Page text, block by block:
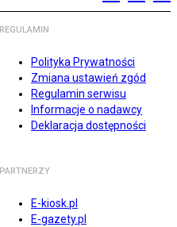
REGULAMIN
Polityka Prywatności
Zmiana ustawień zgód
Regulamin serwisu
Informacje o nadawcy
Deklaracja dostępności
PARTNERZY
E-kiosk.pl
E-gazety.pl